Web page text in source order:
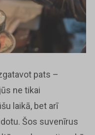
pats –
ne tikai
laikā, bet arī
Šos suvenīrus